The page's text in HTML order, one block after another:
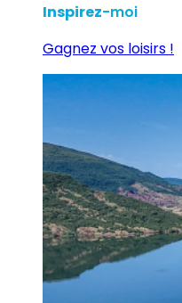
Inspirez-moi
Gagnez vos loisirs !